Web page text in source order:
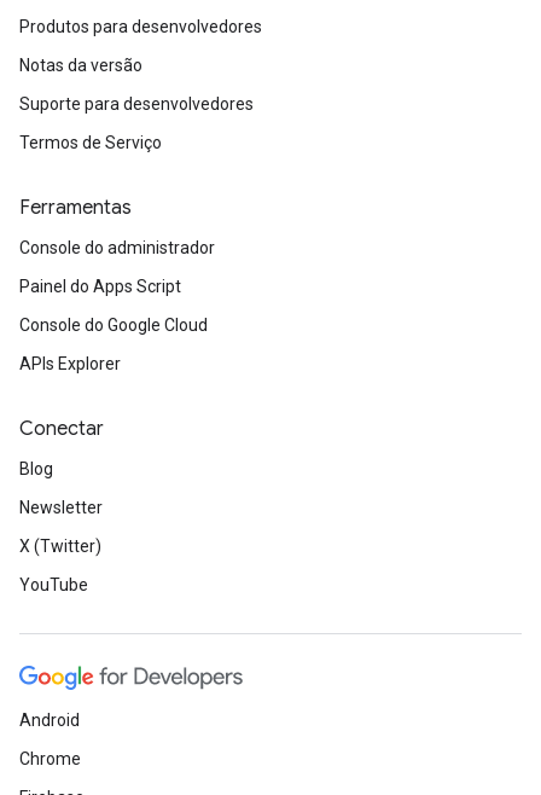
Produtos para desenvolvedores
Notas da versão
Suporte para desenvolvedores
Termos de Serviço
Ferramentas
Console do administrador
Painel do Apps Script
Console do Google Cloud
APIs Explorer
Conectar
Blog
Newsletter
X (Twitter)
YouTube
Android
Chrome